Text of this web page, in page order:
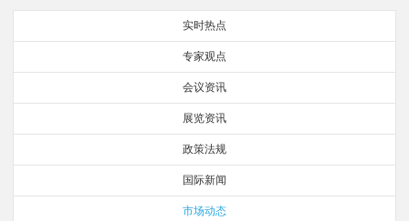
实时热点
专家观点
会议资讯
展览资讯
政策法规
国际新闻
市场动态